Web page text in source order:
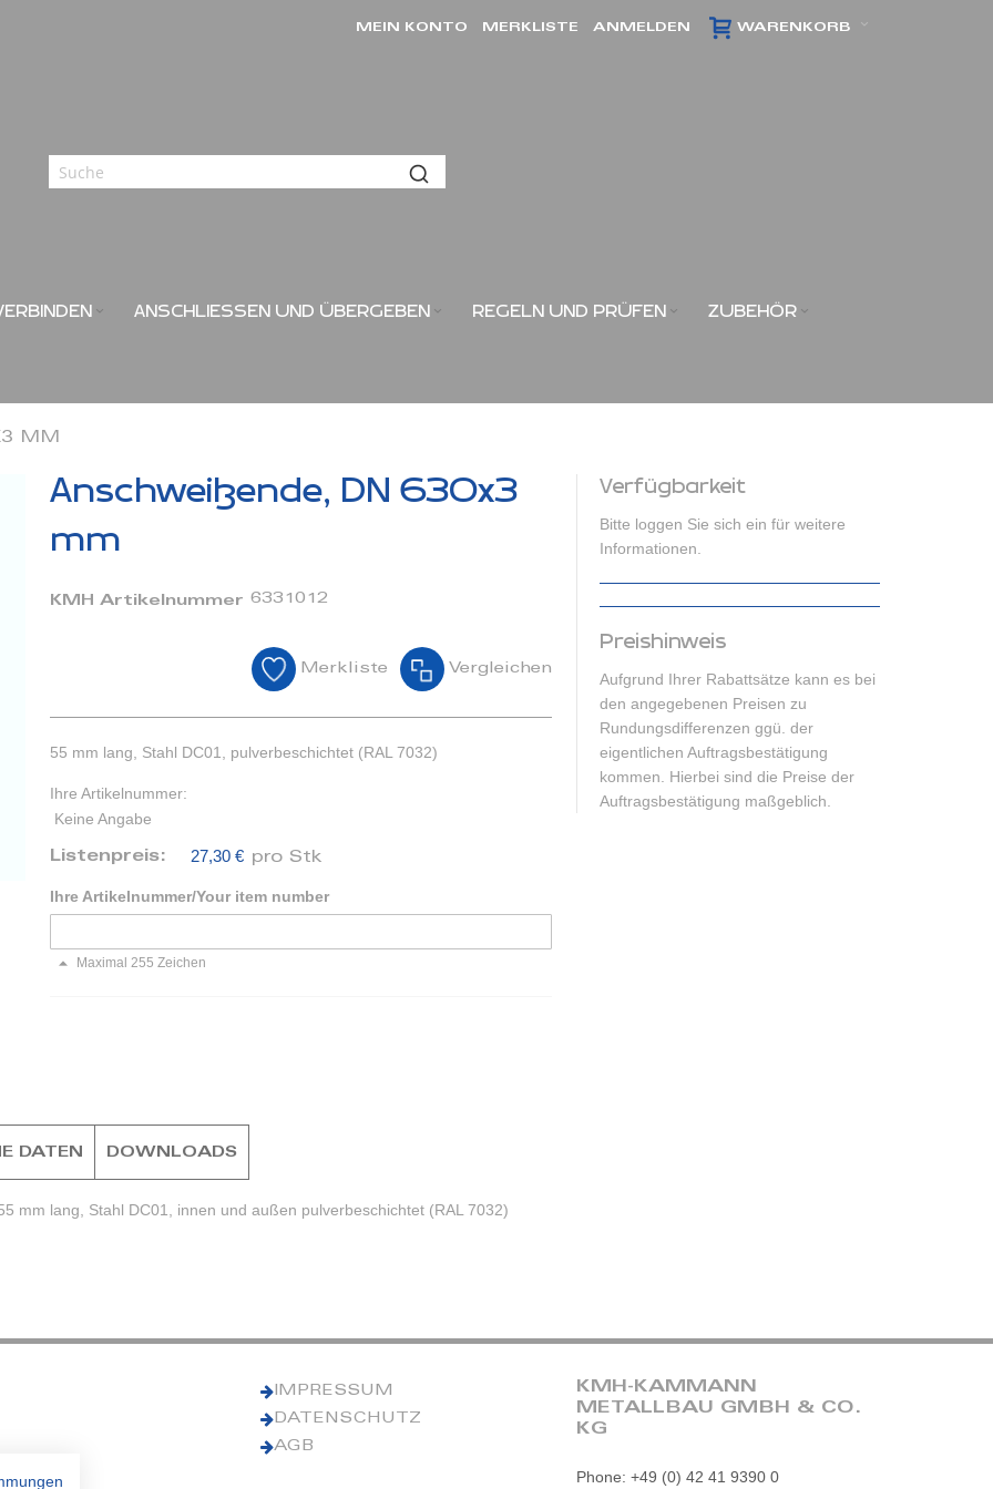
WARENKORB
MEIN KONTO MERKLISTE ANMELDEN
ANSCHLIESSEN UND ÜBERGEBEN REGELN UND PRÜFEN ZUBEHÖR
MM
Anschweißende, DN 630x3
mm
KMH Artikelnummer 6331012
Merkliste Vergleichen
55 mm lang, Stahl DC01, pulverbeschichtet (RAL 7032)
Ihre Artikelnummer:
Keine Angabe
Listenpreis: 27,30 € pro Stk
Ihre Artikelnummer/Your item number
Maximal 255 Zeichen
Verfügbarkeit
Bitte loggen Sie sich ein für weitere
Informationen.
Preishinweis
Aufgrund Ihrer Rabattsätze kann es bei
den angegebenen Preisen zu
Rundungsdifferenzen ggü. der
eigentlichen Auftragsbestätigung
kommen. Hierbei sind die Preise der
Auftragsbestätigung maßgeblich.
mm lang, Stahl DC01, innen und außen pulverbeschichtet (RAL 7032)
DATEN DOWNLOADS
IMPRESSUM
DATENSCHUTZ
AGB
KMH-KAMMANN
METALLBAU GMBH & CO.
KG
Phone: +49 (0) 42 41 9390 0